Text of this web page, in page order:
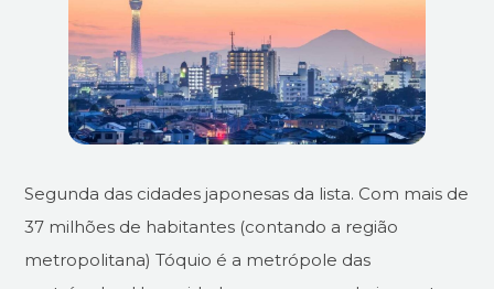
Segunda das cidades japonesas da lista. Com mais de
37 milhões de habitantes (contando a região
metropolitana) Tóquio é a metrópole das